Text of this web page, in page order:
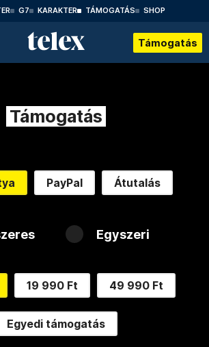
G7 KARAKTER TÁMOGATÁS SHOP
Támogatás
Támogatás
PayPal Átutalás
Egyszeri
19 990 Ft 49 990 Ft
Egyedi támogatás